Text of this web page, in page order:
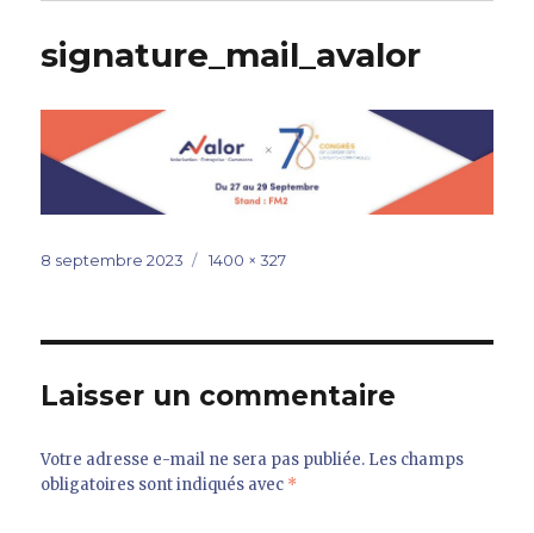
signature_mail_avalor
Publié
8 septembre 2023
Taille
1400 × 327
Laisser un commentaire
Votre adresse e-mail ne sera pas publiée. Les champs
obligatoires sont indiqués avec *